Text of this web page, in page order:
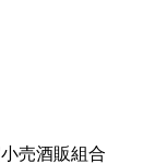
売酒販組合